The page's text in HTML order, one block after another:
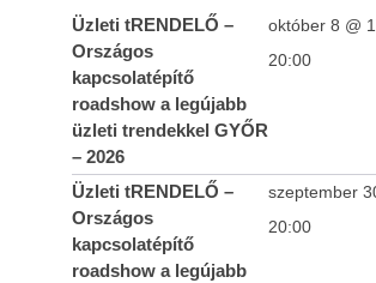
Üzleti tRENDELŐ –
Országos
kapcsolatépítő
roadshow a legújabb
üzleti trendekkel GYŐR
– 2026
október 8 @
20:00
Üzleti tRENDELŐ –
Országos
kapcsolatépítő
roadshow a legújabb
szeptember
20:00